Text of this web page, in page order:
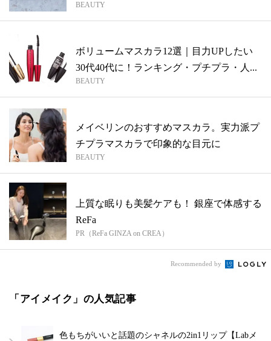
BEAUTY
ボリュームマスカラ12選｜目力UPしたい
30代40代に！ランキング・プチプラ・人...
BEAUTY
メイベリンのおすすめマスカラ。実力派プ
チプラマスカラで印象的な目元に
BEAUTY
上質な眠りも美髪ケアも！ 銀座で体感する
ReFa
PR（ReFa GINZA on CREA）
Recommended by
「アイメイク」の人気記事
色もちがいいと話題のシャネルの2in1リップ【Labメ